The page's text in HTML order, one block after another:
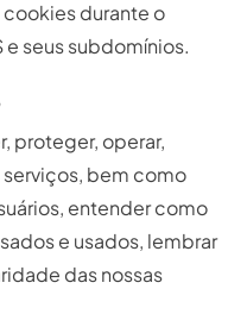
durante o
e seus subdomínios.
proteger, operar,
serviços, bem como
entender como
e usados, lembrar
das nossas